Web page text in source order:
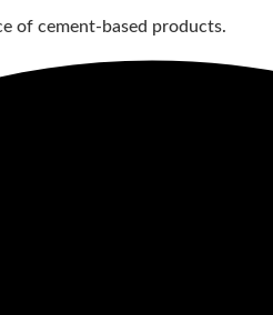
of cement-based products.